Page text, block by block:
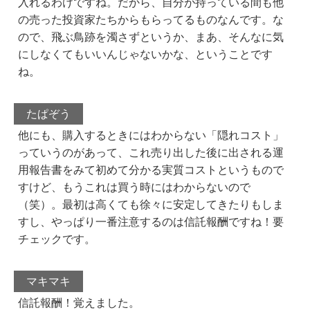
の売った投資家たちからもらってるものなんです。な
ので、飛ぶ鳥跡を濁さずというか、まあ、そんなに気
にしなくてもいいんじゃないかな、ということです
ね。
たぱぞう
他にも、購入するときにはわからない「隠れコスト」
っていうのがあって、これ売り出した後に出される運
用報告書をみて初めて分かる実質コストというもので
すけど、もうこれは買う時にはわからないので
（笑）。最初は高くても徐々に安定してきたりもしま
すし、やっぱり一番注意するのは信託報酬ですね！要
チェックです。
マキマキ
信託報酬！覚えました。